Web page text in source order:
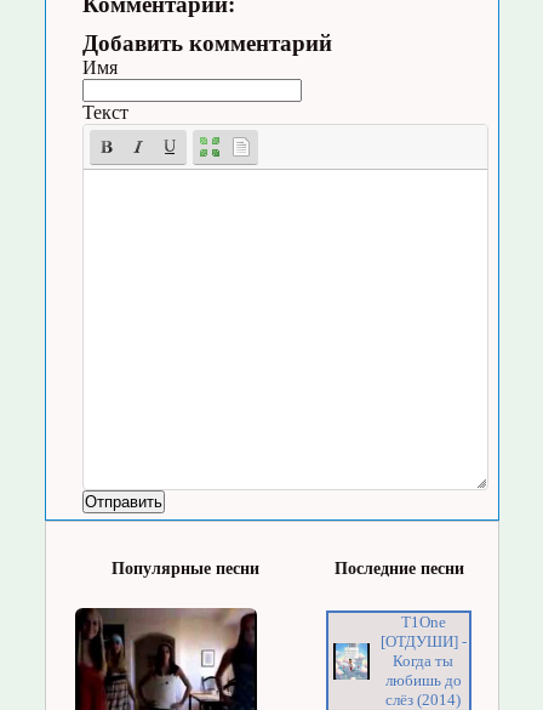
Добавить комментарий
Имя
Текст
Популярные песни Последние песни
T1One
[ОТДУШИ] -
Когда ты
любишь до
слёз (2014)